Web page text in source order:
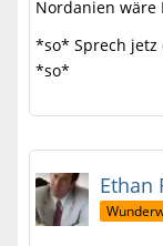
Nordanien wäre
*so* Sprech jetz
*so*
Ethan